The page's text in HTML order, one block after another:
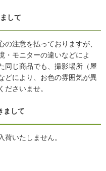
して
注意を払っておりますが、
・モニターの違いなどによ
同じ商品でも、撮影場所（屋
どにより、お色の雰囲気が異
ださいませ。
まして
荷いたしません。